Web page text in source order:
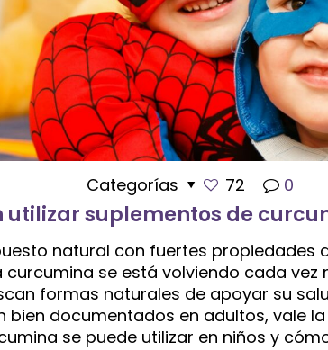
Categorías 72 0
utilizar suplementos de
natural con fuertes propiedades
curcumina se está volviendo cada vez
formas naturales de apoyar su
bien documentados en adultos, vale
se puede utilizar en niños y